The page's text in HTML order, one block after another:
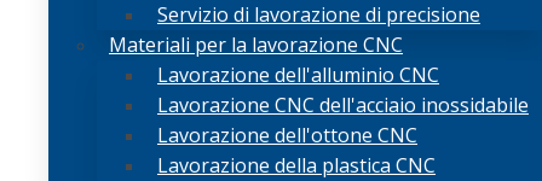
Servizio di lavorazione di precisione
Materiali per la lavorazione CNC
Lavorazione dell'alluminio CNC
Lavorazione CNC dell'acciaio inossidabile
Lavorazione dell'ottone CNC
Lavorazione della plastica CNC